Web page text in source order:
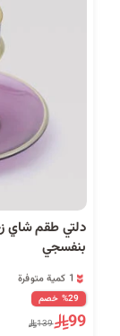
بنفسجي
11 مشاهدة مؤخراً
1 كمية متوفرة
11 مشاهدة مؤخراً
%29 خصم
99
139